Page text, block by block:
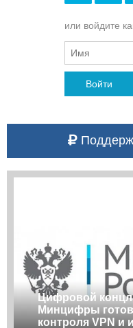
или войдите
Войти
Цифровой
Минцифры
контроля VPN и